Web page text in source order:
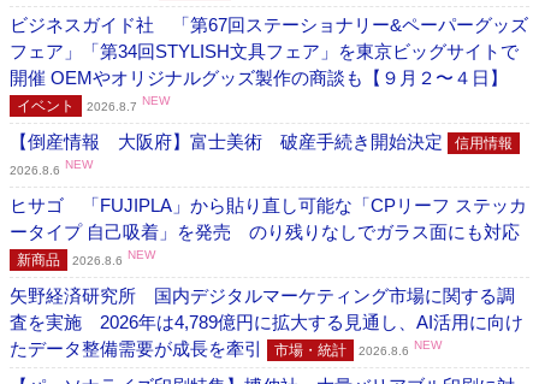
ビジネスガイド社 「第67回ステーショナリー&ペーパーグッズ
フェア」「第34回STYLISH文具フェア」を東京ビッグサイトで
開催 OEMやオリジナルグッズ製作の商談も【９月２〜４日】
イベント 2026.8.7 NEW
【倒産情報 大阪府】富士美術 破産手続き開始決定 信用情報
2026.8.6 NEW
ヒサゴ 「FUJIPLA」から貼り直し可能な「CPリーフ ステッカ
ータイプ 自己吸着」を発売 のり残りなしでガラス面にも対応
新商品 2026.8.6 NEW
矢野経済研究所 国内デジタルマーケティング市場に関する調
査を実施 2026年は4,789億円に拡大する見通し、AI活用に向け
たデータ整備需要が成長を牽引
市場・統計 2026.8.6 NEW